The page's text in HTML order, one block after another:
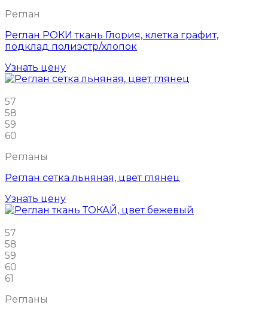
Реглан
Реглан РОКИ ткань Глория, клетка графит,
подклад полиэстр/хлопок
Узнать цену
57
58
59
60
Регланы
Реглан сетка льняная, цвет глянец
Узнать цену
57
58
59
60
61
Регланы